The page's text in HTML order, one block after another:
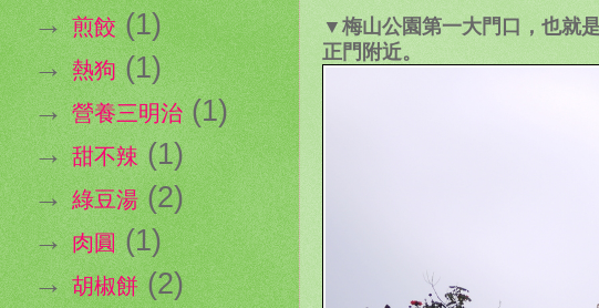
▼梅山公園第一大門口，也就
正門附近。
→煎餃(1)
→熱狗(1)
→營養三明治(1)
→甜不辣(1)
→綠豆湯(2)
→肉圓(1)
→胡椒餅(2)